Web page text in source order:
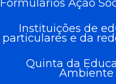
Formulários Ação
Instituições de
particulares e da
Quinta da
Ambiente